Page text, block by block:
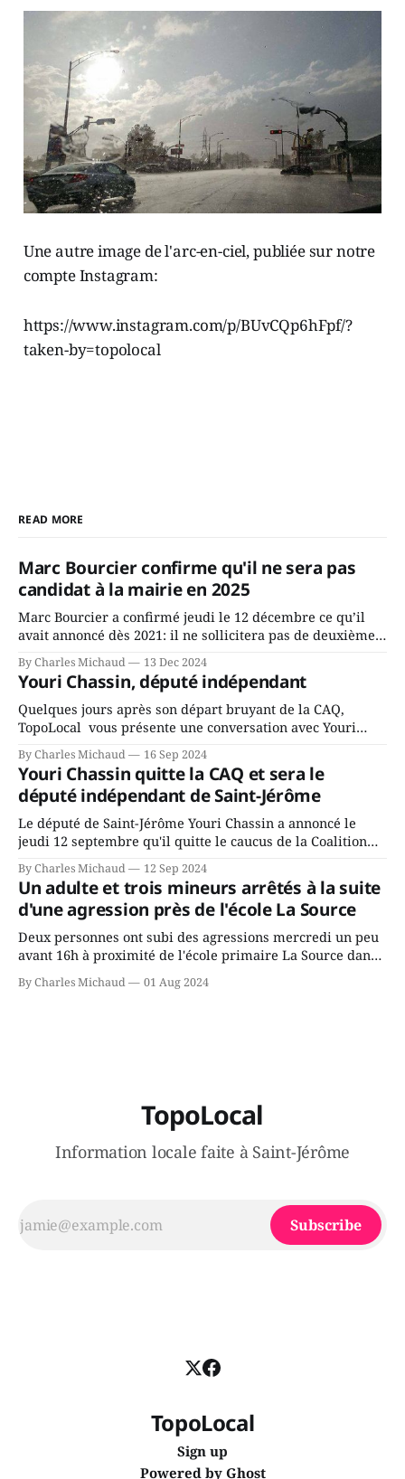
Une autre image de l'arc-en-ciel, publiée sur notre
compte Instagram:
https://www.instagram.com/p/BUvCQp6hFpf/?
taken-by=topolocal
READ MORE
Marc Bourcier confirme qu'il ne sera pas
candidat à la mairie en 2025
Marc Bourcier a confirmé jeudi le 12 décembre ce qu’il
avait annoncé dès 2021: il ne sollicitera pas de deuxième
fait l’annonce en s’adressant aux employés de la ville,
rassemblés en soirée pour leur traditionnel souper
By Charles Michaud 13 Dec 2024
Youri Chassin, député indépendant
Quelques jours après son départ bruyant de la CAQ,
TopoLocal vous présente une conversation avec Youri
depuis longtemps? Sera-t-il candidat indépendant dans 2
ans? Joindrait-il un autre parti, par exemple les
conservateurs d’Éric Duhaime? Que lui
By Charles Michaud 16 Sep 2024
Youri Chassin quitte la CAQ et sera le
député indépendant de Saint-Jérôme
Le député de Saint-Jérôme Youri Chassin a annoncé le
jeudi 12 septembre qu'il quitte le caucus de la Coalition
gouvernement de la CAQ, surtout de son incapacité, qu'il
juge chronique, à offrir des
By Charles Michaud 12 Sep 2024
Un adulte et trois mineurs arrêtés à la suite
d'une agression près de l'école La Source
Deux personnes ont subi des agressions mercredi un peu
avant 16h à proximité de l'école primaire La Source dans
victimes aurait été écrasée sous un véhicule et aspergée
By Charles Michaud 01 Aug 2024
TopoLocal
Information locale faite à Saint-Jérôme
Subscribe
TopoLocal
Sign up
Powered by Ghost